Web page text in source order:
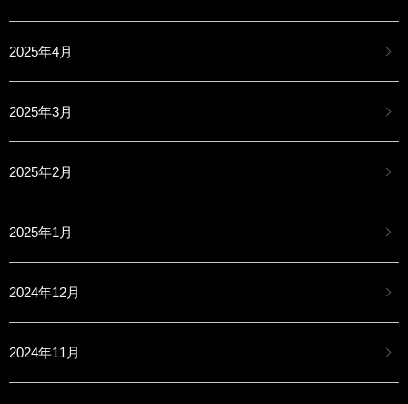
2025年4月
2025年3月
2025年2月
2025年1月
2024年12月
2024年11月